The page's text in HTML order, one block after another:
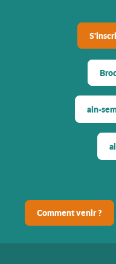
ain-
Comment venir ?